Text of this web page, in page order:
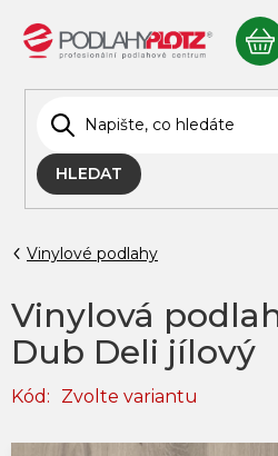
obsah
HLEDAT
Vinylové podlahy
Vinylová
Dub Deli jílový
Kód: Zvolte variantu